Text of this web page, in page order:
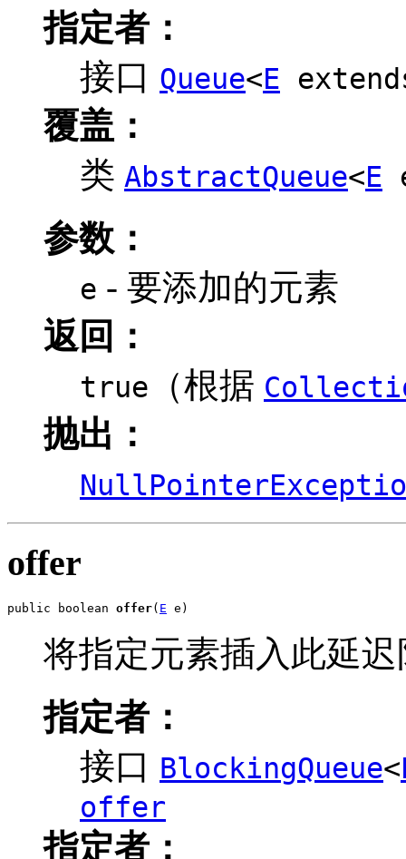
指定者：
接口 Queue<E
覆盖：
类 AbstractQueue<E
参数：
e - 要添加的元素
返回：
true （根据
抛出：
offer
public boolean offer( E e)
将指定元素插入此延
指定者：
接口 BlockingQueue<
offer
指定者：